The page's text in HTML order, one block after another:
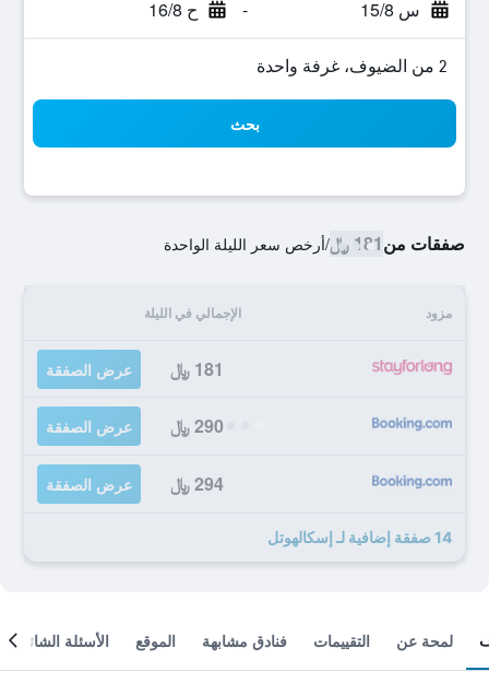
س 15/8 - ح 16/8
2 من الضيوف، غرفة واحدة
بحث
صفقات من181 ﷼ /أرخص سعر الليلة الواحدة
مزود الإجمالي في الليلة
181 ﷼ عرض الصفقة
290 ﷼ عرض الصفقة
294 ﷼ عرض الصفقة
14 صفقة إضافية لـ إسكالهوتل
لمحة عن التقييمات فنادق مشابهة الموقع الأسئلة الشائعة